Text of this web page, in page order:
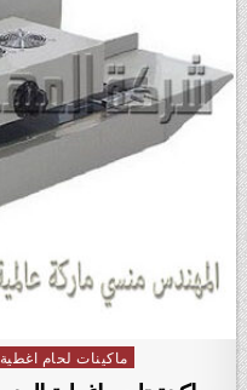
Posted in
ماكينات لحام